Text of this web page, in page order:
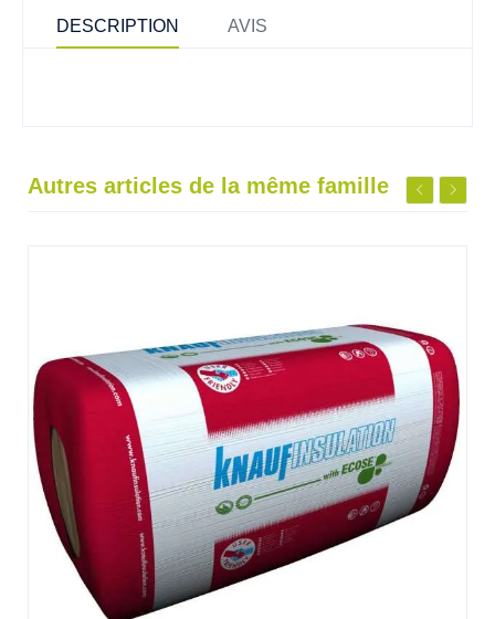
DESCRIPTION AVIS
Autres articles de la même famille